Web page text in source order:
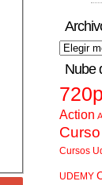
Nube
Action
Cursos
UDEMY